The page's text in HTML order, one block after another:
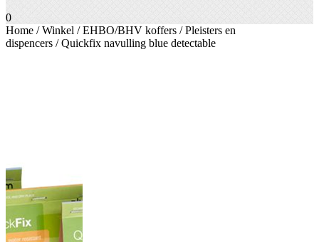
0
Home /Winkel /EHBO/BHV koffers /Pleisters en
dispencers / Quickfix navulling blue detectable